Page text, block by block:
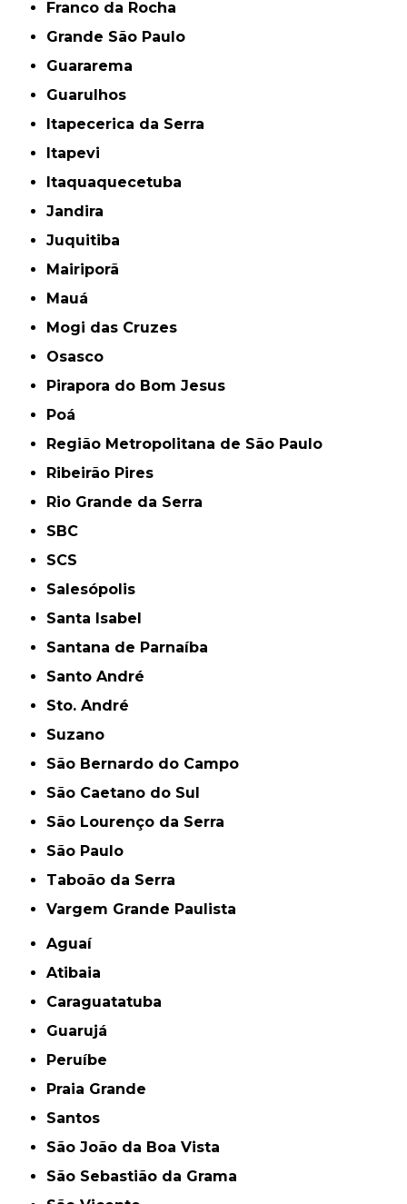
Franco da Rocha
Grande São Paulo
Guararema
Guarulhos
Itapecerica da Serra
Itapevi
Itaquaquecetuba
Jandira
Juquitiba
Mairiporã
Mauá
Mogi das Cruzes
Osasco
Pirapora do Bom Jesus
Poá
Região Metropolitana de São Paulo
Ribeirão Pires
Rio Grande da Serra
SBC
SCS
Salesópolis
Santa Isabel
Santana de Parnaíba
Santo André
Sto. André
Suzano
São Bernardo do Campo
São Caetano do Sul
São Lourenço da Serra
São Paulo
Taboão da Serra
Vargem Grande Paulista
Aguaí
Atibaia
Caraguatatuba
Guarujá
Peruíbe
Praia Grande
Santos
São João da Boa Vista
São Sebastião da Grama